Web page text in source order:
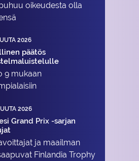
oikeudesta olla
2026
päätös
9 mukaan
2026
Grand Prix -sarjan
ja maailman
Finlandia Trophy